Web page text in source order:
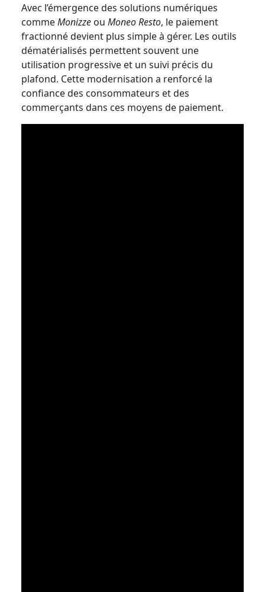
Avec l’émergence des solutions numériques
commeMonizze ou Moneo Resto, le paiement
fractionné devient plus simple à gérer. Les outils
dématérialisés permettent souvent une
utilisation progressive et un suivi précis du
plafond. Cette modernisation a renforcé la
confiance des consommateurs et des
commerçants dans ces moyens de paiement.